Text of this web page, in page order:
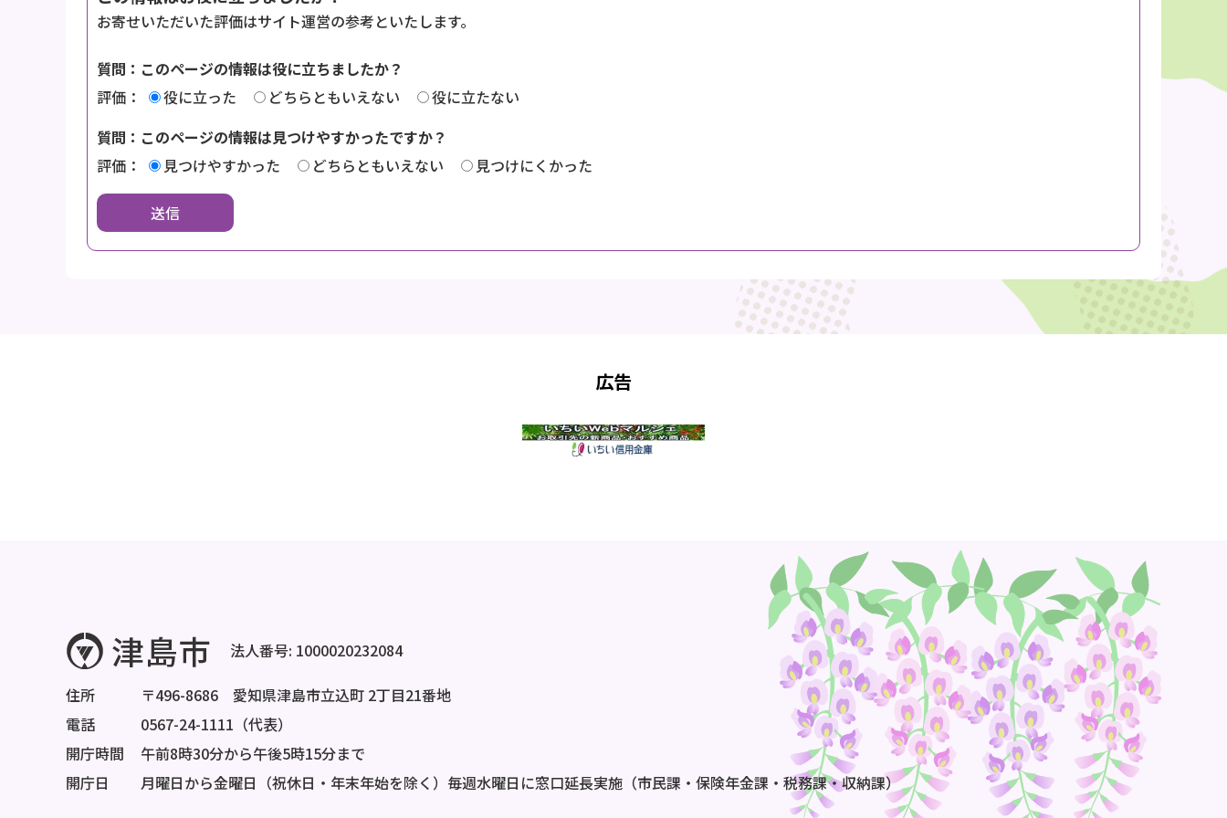
お寄せいただいた評価はサイト運営の参考といたします。
質問：このページの情報は役に立ちましたか？
評価：
役に立った どちらともいえない
役に立たない
質問：このページの情報は見つけやすかったですか？
評価：
見つけやすかった どちらともいえない 見つけにくかった
広告
法人番号: 1000020232084
住所
〒496-8686 愛知県津島市立込町 2丁目21番地
電話
0567-24-1111（代表）
開庁時間
午前8時30分から午後5時15分まで
開庁日
月曜日から金曜日（祝休日・年末年始を除く）毎週水曜日に窓口延長実施（市民課・保険年金課・税務課・収納課）